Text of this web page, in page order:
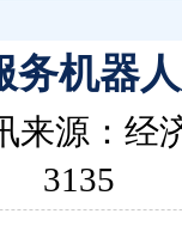
务机器
来源：经
3135